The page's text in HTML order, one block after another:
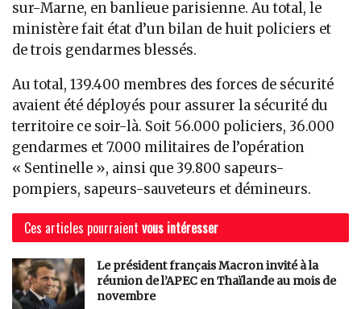
sur-Marne, en banlieue parisienne. Au total, le
ministère fait état d’un bilan de huit policiers et
de trois gendarmes blessés.
Au total, 139.400 membres des forces de sécurité
avaient été déployés pour assurer la sécurité du
territoire ce soir-là. Soit 56.000 policiers, 36.000
gendarmes et 7.000 militaires de l’opération
« Sentinelle », ainsi que 39.800 sapeurs-
pompiers, sapeurs-sauveteurs et démineurs.
Ces articles pourraient vous intéresser
Le président français Macron invité à la
réunion de l’APEC en Thaïlande au mois de
novembre